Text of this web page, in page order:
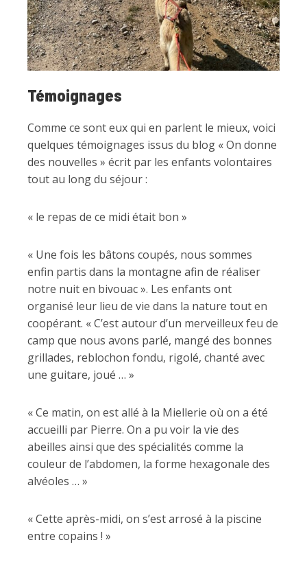
Témoignages
Comme ce sont eux qui en parlent le mieux, voici
quelques témoignages issus du blog « On donne
des nouvelles » écrit par les enfants volontaires
tout au long du séjour :
« le repas de ce midi était bon »
« Une fois les bâtons coupés, nous sommes
enfin partis dans la montagne afin de réaliser
notre nuit en bivouac ». Les enfants ont
organisé leur lieu de vie dans la nature tout en
coopérant. « C’est autour d’un merveilleux feu de
camp que nous avons parlé, mangé des bonnes
grillades, reblochon fondu, rigolé, chanté avec
une guitare, joué … »
« Ce matin, on est allé à la Miellerie où on a été
accueilli par Pierre. On a pu voir la vie des
abeilles ainsi que des spécialités comme la
couleur de l’abdomen, la forme hexagonale des
alvéoles … »
« Cette après-midi, on s’est arrosé à la piscine
entre copains ! »